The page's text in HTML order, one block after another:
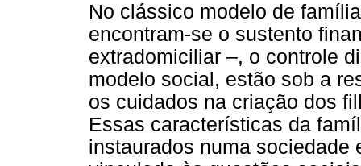
No clássico modelo de
encontram-se o sustento
extradomiciliar –, o controle
modelo social, estão sob a
os cuidados na criação dos
Essas características da
instaurados numa sociedade